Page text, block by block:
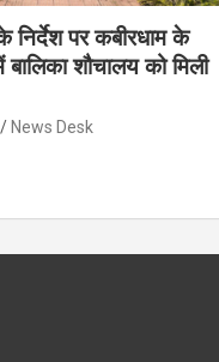
निर्देश पर कबीरधाम के
शौचालय को मिली
News Desk